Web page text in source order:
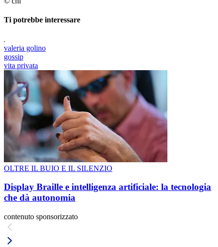
Ti potrebbe interessare
valeria golino
gossip
vita privata
OLTRE IL BUIO E IL SILENZIO
Display Braille e intelligenza artificiale: la tecnologia
che dà autonomia
contenuto sponsorizzato